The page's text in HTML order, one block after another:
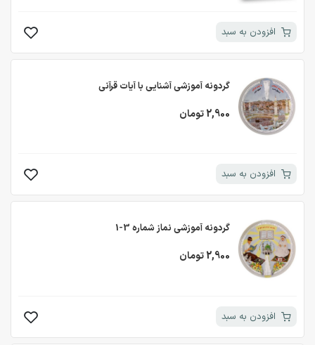
افزودن به سبد
گردونه آموزشی آشنایی با آیات قرآنی
2,900 تومان
افزودن به سبد
گردونه آموزشی نماز شماره 3-1
2,900 تومان
افزودن به سبد